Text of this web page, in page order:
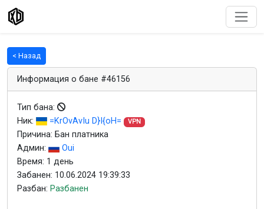
< Назад
Информация о бане #46156
Тип бана:
Ник:
=KrOvAvIu D}I{oH= VPN
Причина: Бан платника
Админ:
Oui
Время: 1 день
Забанен: 10.06.2024 19:39:33
Разбан: Разбанен